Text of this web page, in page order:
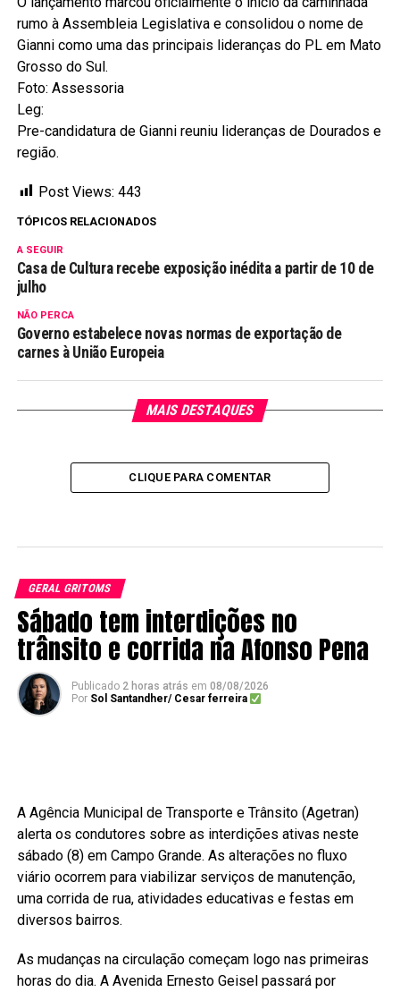
rumo à Assembleia Legislativa e consolidou o nome de
Gianni como uma das principais lideranças do PL em Mato
Grosso do Sul.
Foto: Assessoria
Leg:
Pre-candidatura de Gianni reuniu lideranças de Dourados e
região.
Post Views: 443
TÓPICOS RELACIONADOS
A SEGUIR
Casa de Cultura recebe exposição inédita a partir de 10 de
julho
NÃO PERCA
Governo estabelece novas normas de exportação de
carnes à União Europeia
MAIS DESTAQUES
CLIQUE PARA COMENTAR
GERAL GRITOMS
Sábado tem interdições no
trânsito e corrida na Afonso Pena
Publicado 2 horas atrás em 08/08/2026
Por Sol Santandher/ Cesar ferreira
A Agência Municipal de Transporte e Trânsito (Agetran)
alerta os condutores sobre as interdições ativas neste
sábado (8) em Campo Grande. As alterações no fluxo
viário ocorrem para viabilizar serviços de manutenção,
uma corrida de rua, atividades educativas e festas em
diversos bairros.
As mudanças na circulação começam logo nas primeiras
horas do dia. A Avenida Ernesto Geisel passará por